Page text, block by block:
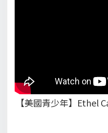
【美國青少年】Ethel